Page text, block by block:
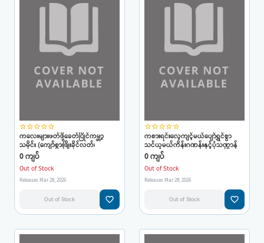
star_borderstar_borderstar_borderstar_borderstar_border
ကလေးများဖတ်ဖို့ခေတ်ပြိုင်ကမ္ဘာ့
သမိုင်း (ကျော်စွာ၊ဖြိုးခိုင်လတ်၊
သရုပ်ဖော်-ဖောင်းဖောင်း)
0 ကျပ်
Out of Stock
Releases Mar 28, 2026
Out of Stock favorite_border
star_borderstar_borderstar_borderstar_borderstar_border
ကစားရင်းလေ့ကျင့်မယ်ပျော်ရွှင်စွာ
သင်ယူမယ်ကိန်းဂဏန်းနှင့်ပုံသဏ္ဌာန်
များ(နွယ်နီကံဝင်း-ကာတွန်းအာကာ)
0 ကျပ်
Out of Stock
Releases Mar 28, 2026
Out of Stock favorite_border